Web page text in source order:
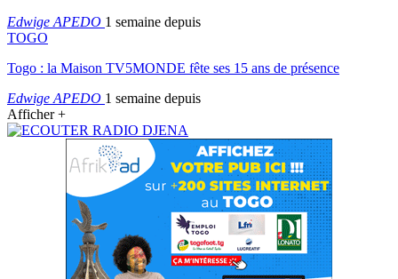
Edwige APEDO 1 semaine depuis
TOGO
Togo : la Maison TV5MONDE fête ses 15 ans de présence
Edwige APEDO 1 semaine depuis
Afficher +